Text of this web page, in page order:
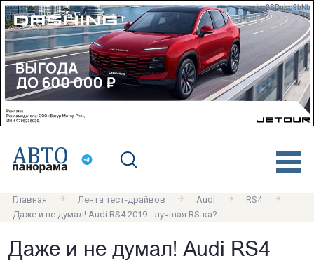
erid: 2SDnjcd9bNb
Главная Лента тест-драйвов Audi
RS4
Даже и не думал! Audi RS4 2019 - лучшая RS-ка?
Даже и не думал! Audi RS4